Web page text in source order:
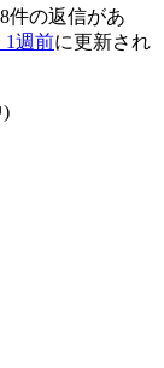
件の返信があ
1週前に更新され
)